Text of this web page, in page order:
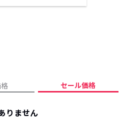
セール価格
りません